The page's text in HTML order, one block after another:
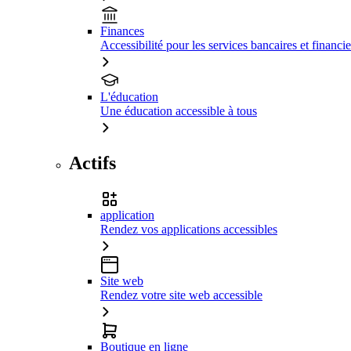
Finances
Accessibilité pour les services bancaires et
L'éducation
Une éducation accessible à tous
Actifs
application
Rendez vos applications accessibles
Site web
Rendez votre site web accessible
Boutique en ligne